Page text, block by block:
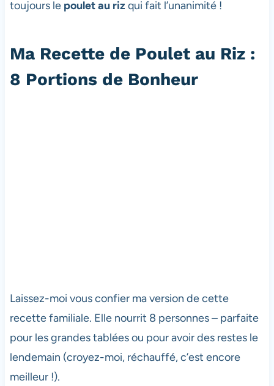
toujours le poulet au riz qui fait l’unanimité !
Ma Recette de Poulet au Riz :
8 Portions de Bonheur
Laissez-moi vous confier ma version de cette
recette familiale. Elle nourrit 8 personnes – parfaite
pour les grandes tablées ou pour avoir des restes le
lendemain (croyez-moi, réchauffé, c’est encore
meilleur !).